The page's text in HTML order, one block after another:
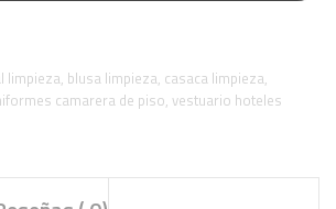
limpieza, blusa limpieza, casaca limpieza,
camarera de piso, vestuario hoteles